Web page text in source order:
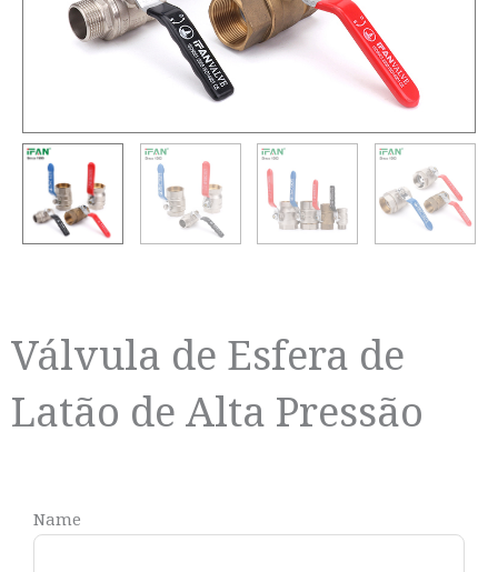
Válvula de Esfera de
Latão de Alta Pressão
Name